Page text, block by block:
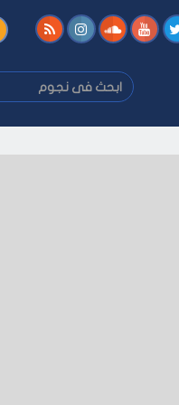
ابحث
فى
فى
كيفك